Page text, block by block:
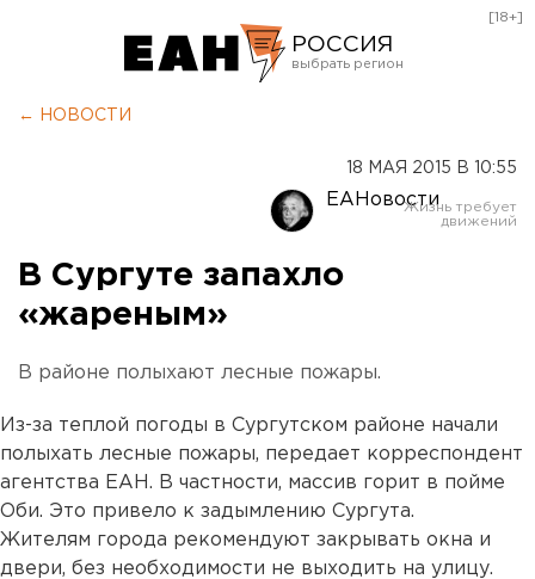
РОССИЯ
Оренбург
[18+]
← НОВОСТИ
18 МАЯ 2015 В 10:55
ЕАНовости
В Сургуте запахло
«жареным»
В районе полыхают лесные пожары.
Из-за теплой погоды в Сургутском районе начали
полыхать лесные пожары, передает корреспондент
агентства ЕАН. В частности, массив горит в пойме
Оби. Это привело к задымлению Сургута.
Жителям города рекомендуют закрывать окна и
двери, без необходимости не выходить на улицу.